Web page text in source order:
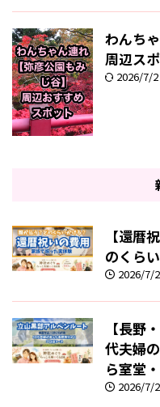
わんち
周辺ス
2026/7/2
【還暦
のくら
2026/7/
【長野
代夫婦
ら室堂
2026/7/